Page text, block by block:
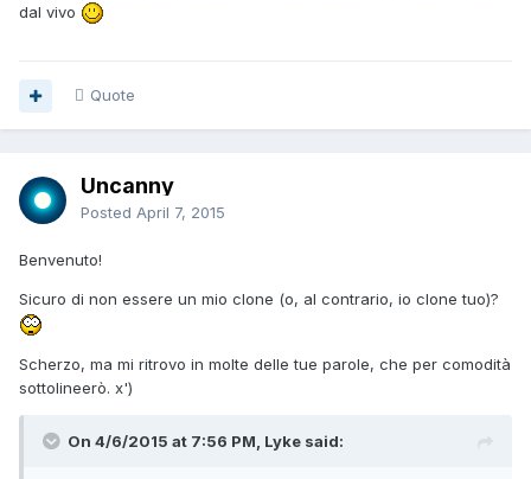
dal vivo
Quote
Uncanny
Posted April 7, 2015
Benvenuto!
Sicuro di non essere un mio clone (o, al contrario, io clone tuo)?
Scherzo, ma mi ritrovo in molte delle tue parole, che per comodità
sottolineerò. x')
On 4/6/2015 at 7:56 PM, Lyke said: